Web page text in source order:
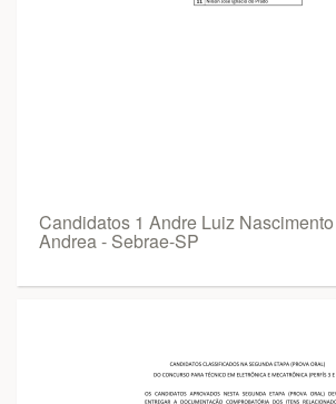
Candidatos 1 Andre Luiz
Andrea - Sebrae-SP